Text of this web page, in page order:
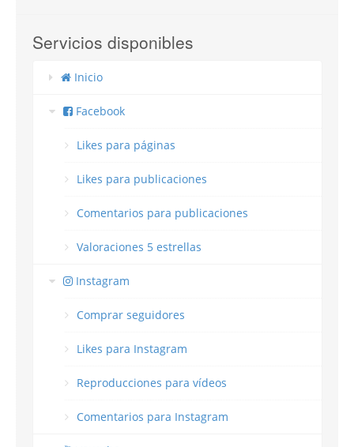
Servicios disponibles
Inicio
Facebook
Likes para páginas
Likes para publicaciones
Comentarios para publicaciones
Valoraciones 5 estrellas
Instagram
Comprar seguidores
Likes para Instagram
Reproducciones para vídeos
Comentarios para Instagram